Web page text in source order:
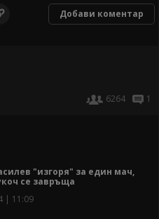
Добави коментар
6264
1
"изгоря" за един мач,
се завръща
| 11:09